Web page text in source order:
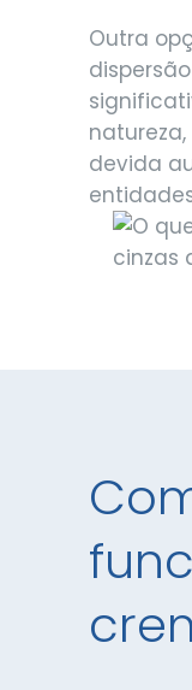
Outra
devida